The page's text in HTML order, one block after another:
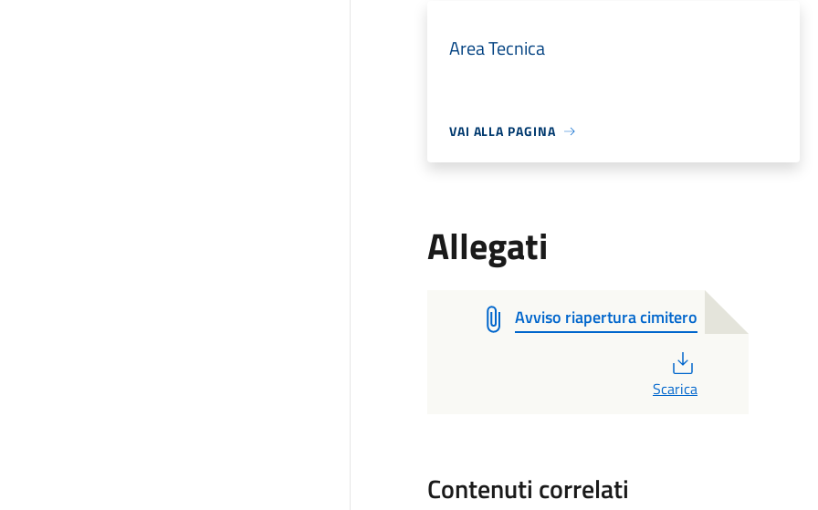
Area Tecnica
VAI ALLA PAGINA
Allegati
Avviso riapertura cimitero
Scarica
Contenuti correlati